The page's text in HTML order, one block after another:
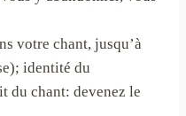
votre chant, jusqu’à
identité du
du chant: devenez le